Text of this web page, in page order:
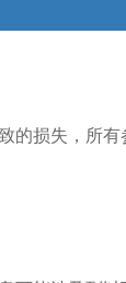
的损失，所有